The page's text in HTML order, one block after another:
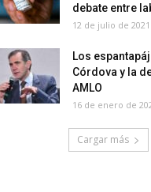
debate entre
12 de julio de 2021
Los
Córdova y la
AMLO
16 de enero de
Cargar más